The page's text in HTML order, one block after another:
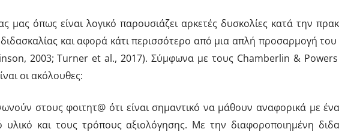
μας όπως είναι λογικό παρουσιάζει αρκετές δυσκολίες κατά την
διδασκαλίας και αφορά κάτι περισσότερο από μια απλή προσαρμογή
2003; Turner et al., 2017). Σύμφωνα με τους Chamberlin & Powers
οι ακόλουθες:
στους φοιτητ@ ότι είναι σημαντικό να μάθουν αναφορικά με
υλικό και τους τρόπους αξιολόγησης. Με την διαφοροποιημένη